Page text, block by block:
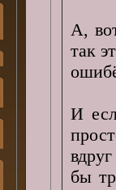
А,
так
И
бы